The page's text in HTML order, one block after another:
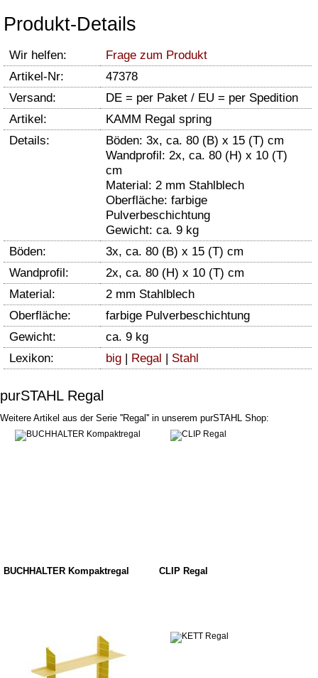
Produkt-Details
Wir helfen:
Frage zum Produkt
Artikel-Nr:
47378
Versand:
DE = per Paket / EU = per Spedition
Artikel:
KAMM Regal spring
Details:
Böden: 3x, ca. 80 (B) x 15 (T) cm
Wandprofil: 2x, ca. 80 (H) x 10 (T)
cm
Material: 2 mm Stahlblech
Oberfläche: farbige
Pulverbeschichtung
Gewicht: ca. 9 kg
Böden:
3x, ca. 80 (B) x 15 (T) cm
Wandprofil:
2x, ca. 80 (H) x 10 (T) cm
Material:
2 mm Stahlblech
Oberfläche:
farbige Pulverbeschichtung
Gewicht:
ca. 9 kg
Lexikon:
big | Regal | Stahl
purSTAHL Regal
Weitere Artikel aus der Serie ''Regal'' in unserem purSTAHL Shop:
BUCHHALTER Kompaktregal CLIP Regal